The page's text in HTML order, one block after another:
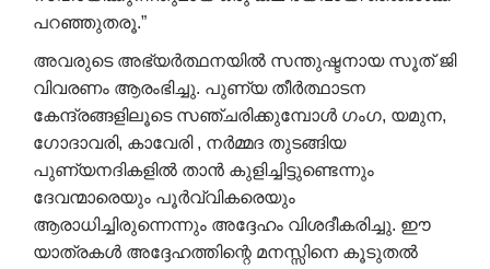
പറഞ്ഞുതരൂ.”
അവരുടെ അഭ്യർത്ഥനയിൽ സന്തുഷ്ടനായ സൂത് ജി
വിവരണം ആരംഭിച്ചു. പുണ്യ തീർത്ഥാടന
കേന്ദ്രങ്ങളിലൂടെ സഞ്ചരിക്കുമ്പോൾ ഗംഗ, യമുന,
ഗോദാവരി, കാവേരി , നർമ്മദ തുടങ്ങിയ
പുണ്യനദികളിൽ താൻ കുളിച്ചിട്ടുണ്ടെന്നും
ദേവന്മാരെയും പൂർവ്വികരെയും
ആരാധിച്ചിരുന്നെന്നും അദ്ദേഹം വിശദീകരിച്ചു. ഈ
യാത്രകൾ അദ്ദേഹത്തിന്റെ മനസ്സിനെ കൂടുതൽ